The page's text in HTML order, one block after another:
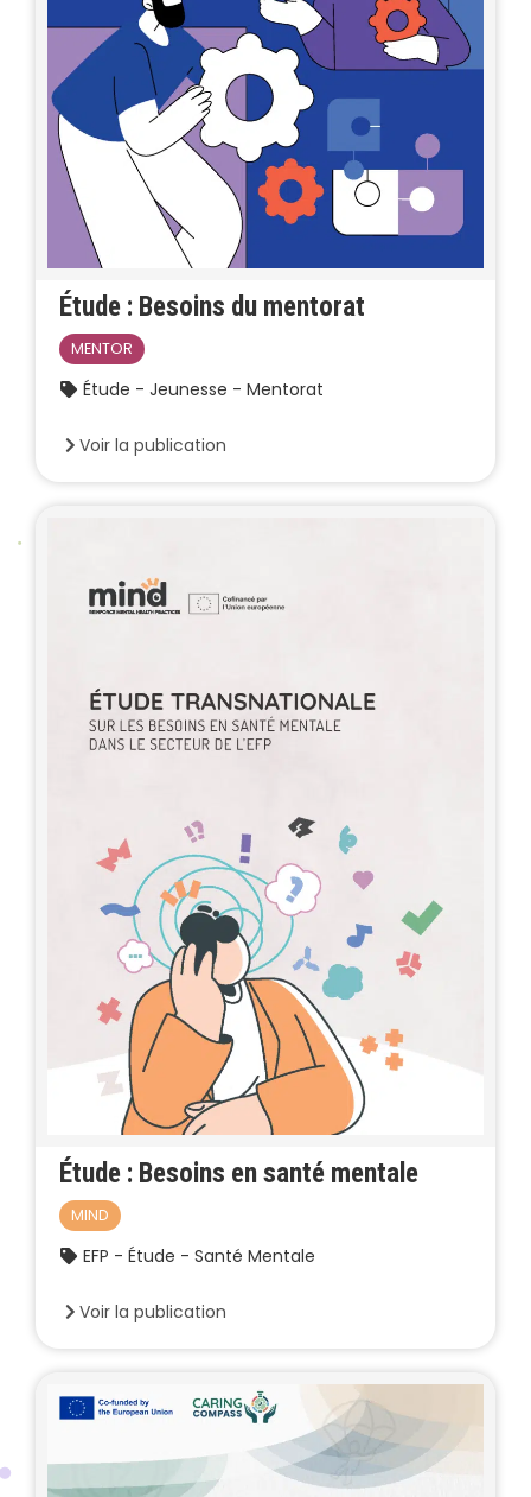
Étude : Besoins du mentorat
MENTOR
Étude - Jeunesse - Mentorat
Voir la publication
Étude : Besoins en santé mentale
MIND
EFP - Étude - Santé Mentale
Voir la publication